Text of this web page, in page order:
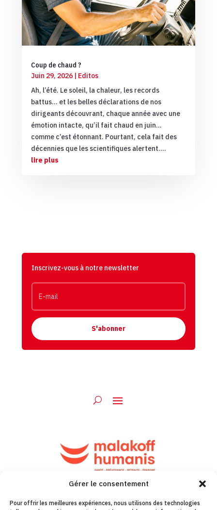
Gérer le consentement
Pour offrir les meilleures expériences, nous utilisons des technologies
Coup de chaud ?
Juin 29, 2026| Editos
Ah, l’été. Le soleil, la chaleur, les records
battus… et les belles déclarations de nos
dirigeants découvrant, chaque année avec une
émotion intacte, qu’il fait chaud en juin...
comme c’est étonnant. Pourtant, cela fait des
décennies que les scientifiques alertent....
lire plus
Inscrivez-vous à notre newsletter
S'abonner